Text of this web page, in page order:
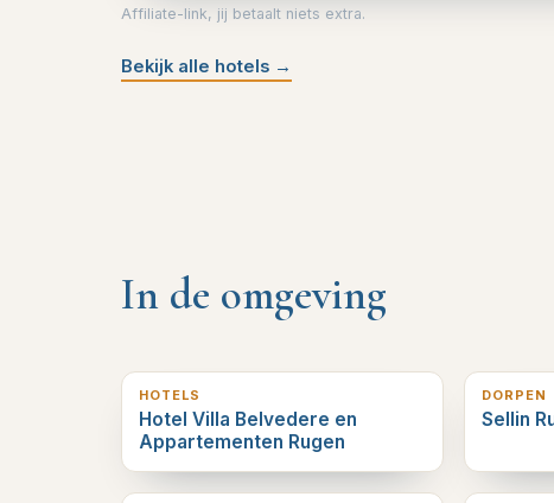
Affiliate-link, jij betaalt niets extra.
Bekijk alle hotels →
In de omgeving
HOTELS
Hotel Villa Belvedere en
Appartementen Rugen
DORPEN
Sellin
1 km verderop 1 km